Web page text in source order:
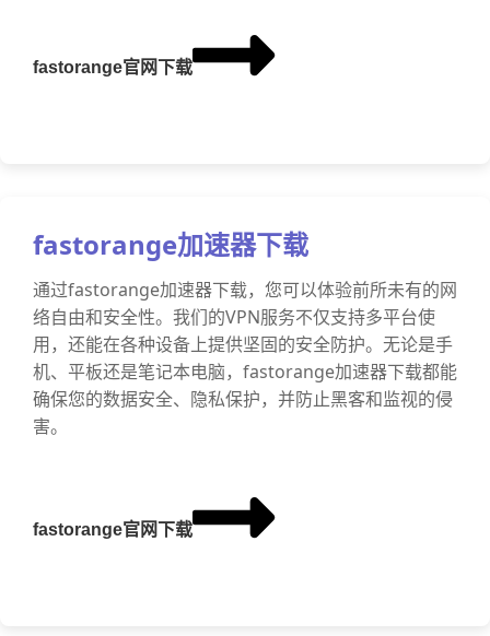
fastorange官网下载
fastorange加速器下载
通过fastorange加速器下载，您可以体验前所未有的网
络自由和安全性。我们的VPN服务不仅支持多平台使
用，还能在各种设备上提供坚固的安全防护。无论是手
机、平板还是笔记本电脑，fastorange加速器下载都能
确保您的数据安全、隐私保护，并防止黑客和监视的侵
害。
fastorange官网下载